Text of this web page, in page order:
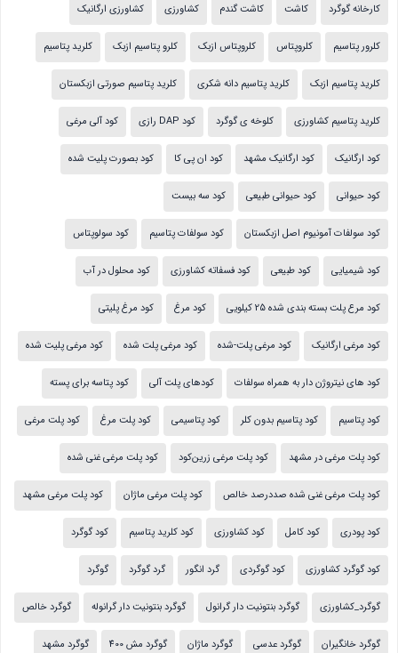
کارخانه گوگرد کاشت کاشت گندم کشاورزی کشاورزی ارگانیک
کلرور پتاسیم کلروپتاس کلروپتاس ازبک کلرو پتاسیم ازبک کلرید پتاسیم
کلرید پتاسیم ازبک کلرید پتاسیم دانه شکری کلرید پتاسیم صورتی ازبکستان
کلرید پتاسیم کشاورزی کلوخه ی گوگرد کود DAP رازی کود آلی مرغی
کود ارگانیک کود ارگانیک مشهد کود ان پی کا کود بصورت پلیت شده
کود حیوانی کود حیوانی طبیعی کود سه بیست
کود سولفات آمونیوم اصل ازبکستان کود سولفات پتاسیم کود سولوپتاس
کود شیمیایی کود طبیعی کود فسفاته کشاورزی کود محلول در آب
کود مرع پلت بسته بندی شده 25 کیلویی کود مرغ کود مرغ پلیتی
کود مرغی ارگانیک کود مرغی پلت-شده کود مرغی پلت شده کود مرغی پلیت شده
کود های نیتروژن دار به همراه سولفات کودهای پلت آلی کود پتاسه برای پسته
کود پتاسیم کود پتاسیم بدون کلر کود پتاسیمی کود پلت مرغ کود پلت مرغی
کود پلت مرغی در مشهد کود پلت مرغی زرین‌کود کود پلت مرغی غنی شده
کود پلت مرغی غنی شده صددرصد خالص کود پلت مرغی ماژان کود پلت مرغی مشهد
کود پودری کود کامل کود کشاورزی کود کلرید پتاسیم کود گوگرد
کود گوگرد کشاورزی کود گوگردی گرد انگور گرد گوگرد گوگرد
گوگرد_کشاورزی گوگرد بنتونیت دار گرانول گوگرد بنتونیت دار گرانوله گوگرد خالص
گوگرد خانگیران گوگرد عدسی گوگرد ماژان گوگرد مش 400 گوگرد مشهد